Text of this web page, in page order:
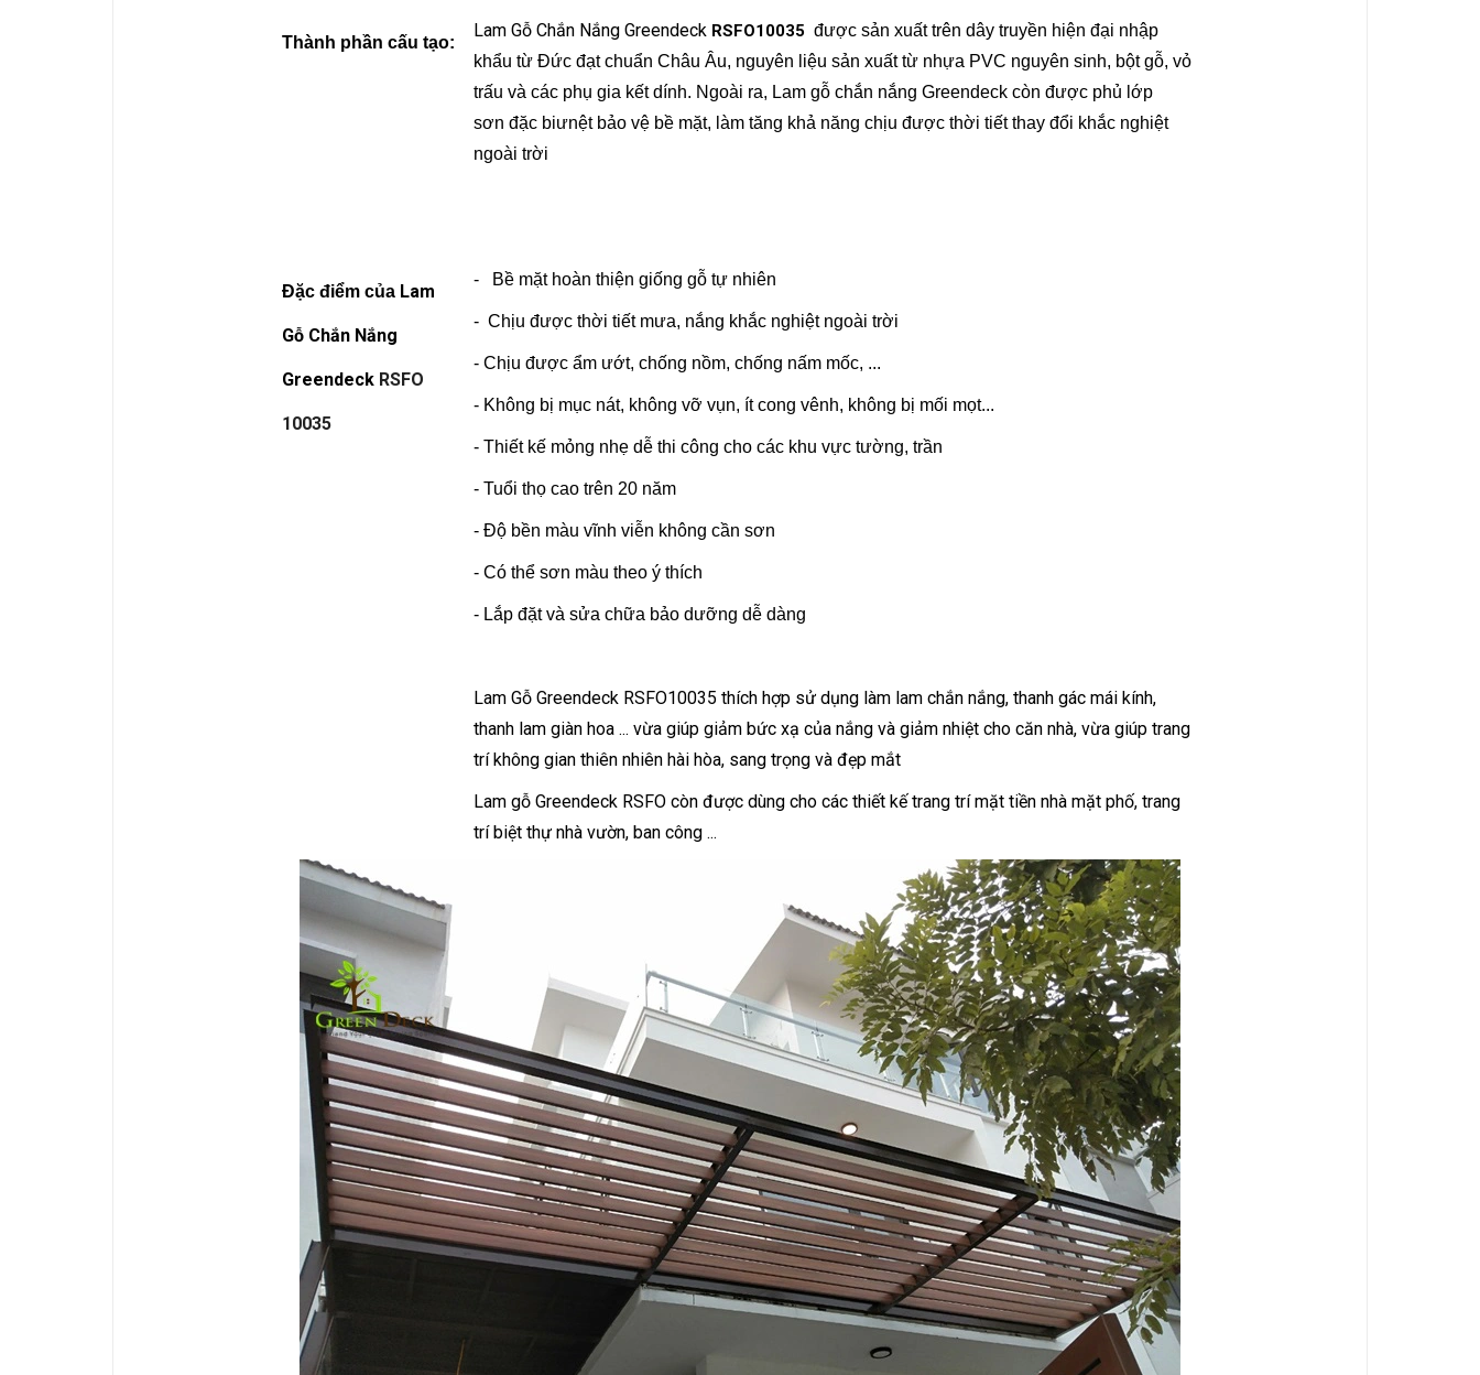
Thành phần cấu tạo:
Lam Gỗ Chắn Nắng Greendeck RSFO10035 được sản xuất trên dây truyền hiện đại nhập
khẩu từ Đức đạt chuẩn Châu Âu, nguyên liệu sản xuất từ nhựa PVC nguyên sinh, bột gỗ, vỏ
trấu và các phụ gia kết dính. Ngoài ra, Lam gỗ chắn nắng Greendeck còn được phủ lớp
sơn đặc biưnệt bảo vệ bề mặt, làm tăng khả năng chịu được thời tiết thay đổi khắc nghiệt
ngoài trời
Đặc điểm của Lam
Gỗ Chắn Nắng
Greendeck RSFO
10035
- Bề mặt hoàn thiện giống gỗ tự nhiên
- Chịu được thời tiết mưa, nắng khắc nghiệt ngoài trời
- Chịu được ẩm ướt, chống nồm, chống nấm mốc, ...
- Không bị mục nát, không vỡ vụn, ít cong vênh, không bị mối mọt...
- Thiết kế mỏng nhẹ dễ thi công cho các khu vực tường, trần
- Tuổi thọ cao trên 20 năm
- Độ bền màu vĩnh viễn không cần sơn
- Có thể sơn màu theo ý thích
- Lắp đặt và sửa chữa bảo dưỡng dễ dàng
Lam Gỗ Greendeck RSFO10035thích hợp sử dụng làm lam chắn nắng, thanh gác mái kính,
thanh lam giàn hoa ... vừa giúp giảm bức xạ của nắng và giảm nhiệt cho căn nhà, vừa giúp trang
trí không gian thiên nhiên hài hòa, sang trọng và đẹp mắt
Lam gỗ Greendeck RSFO còn được dùng cho các thiết kế trang trí mặt tiền nhà mặt phố, trang
trí biệt thự nhà vườn, ban công ...